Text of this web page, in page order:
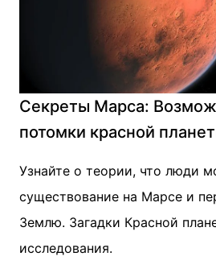
Секреты Марса:
потомки красной
Узнайте о теории, что люди
существование на Марсе и
Землю. Загадки Красной
исследования.